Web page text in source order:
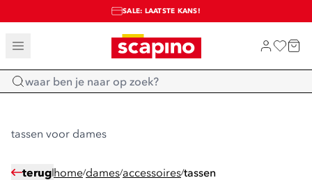
TOT 70% KORTING OP SALE
SALE: LAATSTE KANS!
SHOP NIEUW
Home
tassen voor dames
terug home/dames/accessoires/tassen